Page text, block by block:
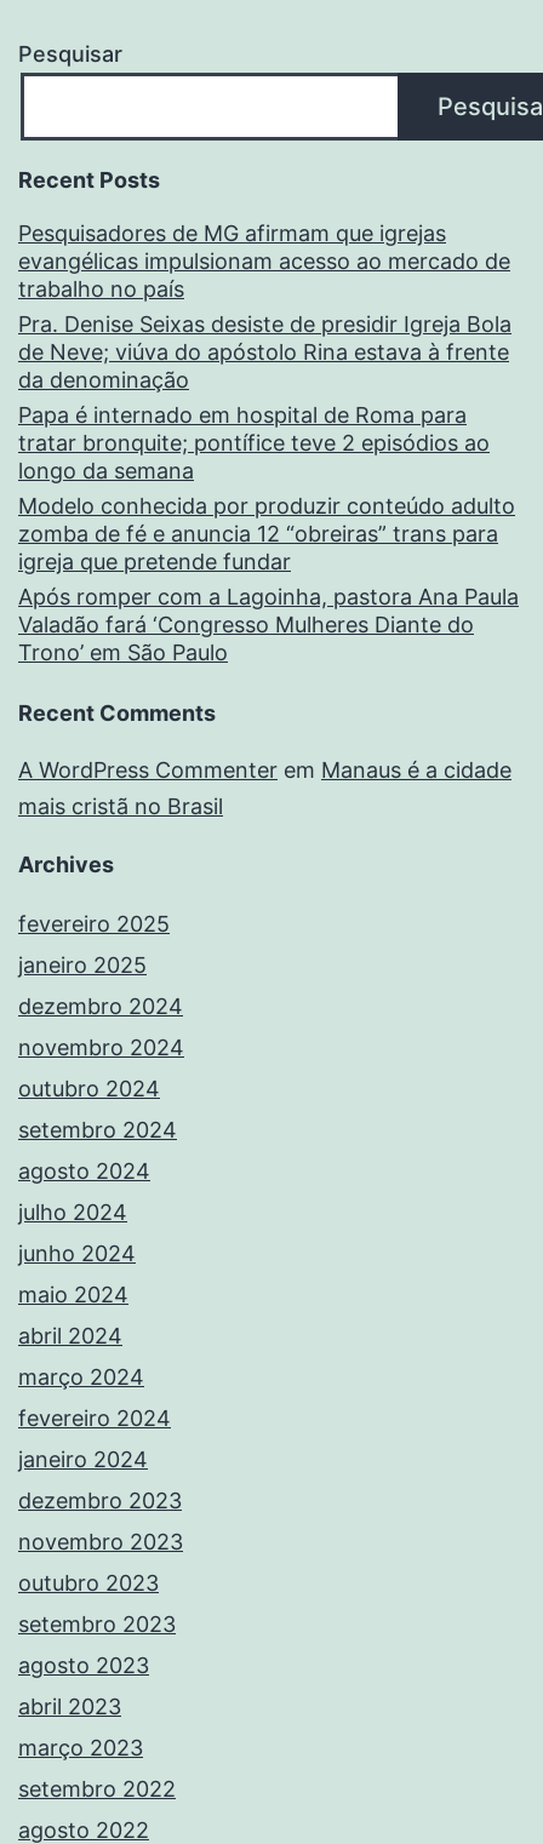
Pesquisar
Recent Posts
Pesquisadores de MG afirmam que igrejas
evangélicas impulsionam acesso ao mercado de
trabalho no país
Pra. Denise Seixas desiste de presidir Igreja Bola
de Neve; viúva do apóstolo Rina estava à frente
da denominação
Papa é internado em hospital de Roma para
tratar bronquite; pontífice teve 2 episódios ao
longo da semana
Modelo conhecida por produzir conteúdo adulto
zomba de fé e anuncia 12 “obreiras” trans para
igreja que pretende fundar
Após romper com a Lagoinha, pastora Ana Paula
Valadão fará ‘Congresso Mulheres Diante do
Trono’ em São Paulo
Recent Comments
A WordPress Commenter em Manaus é a cidade
mais cristã no Brasil
Archives
fevereiro 2025
janeiro 2025
dezembro 2024
novembro 2024
outubro 2024
setembro 2024
agosto 2024
julho 2024
junho 2024
maio 2024
abril 2024
março 2024
fevereiro 2024
janeiro 2024
dezembro 2023
novembro 2023
outubro 2023
setembro 2023
agosto 2023
abril 2023
março 2023
setembro 2022
agosto 2022